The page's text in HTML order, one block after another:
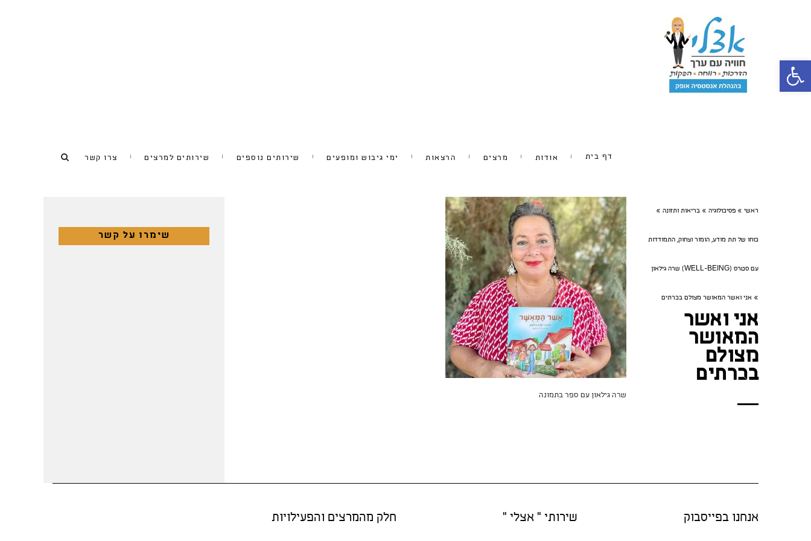
פתח סרגל נגישות
דף בית אודות מרצים הרצאות ימי גיבוש ומופעים שירותים נוספים שירותים למרצים צרו קשר
ראשי » פסיכולוגיה » בריאות ותזונה »
כוחו של תת מודע, הומור וצחוק, התמודדות
עם סטרס (WELL-BEING) שרה גילאון
» אני ואשר המאושר מצולם בכרתים
אני ואשר
המאושר
מצולם
בכרתים
שרה גילאון עם ספר בתמונה
שימרו על קשר
אנחנו בפייסבוק שירותי " אצלי " חלק מהמרצים והפעילויות